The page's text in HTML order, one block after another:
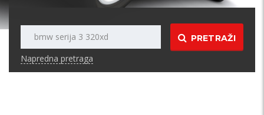
PRETRAŽI
Napredna pretraga